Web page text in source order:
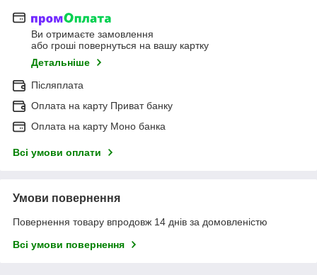
Ви отримаєте замовлення
або гроші повернуться на вашу картку
Детальніше
Післяплата
Оплата на карту Приват банку
Оплата на карту Моно банка
Всі умови оплати
Умови повернення
Повернення товару впродовж 14 днів за домовленістю
Всі умови повернення